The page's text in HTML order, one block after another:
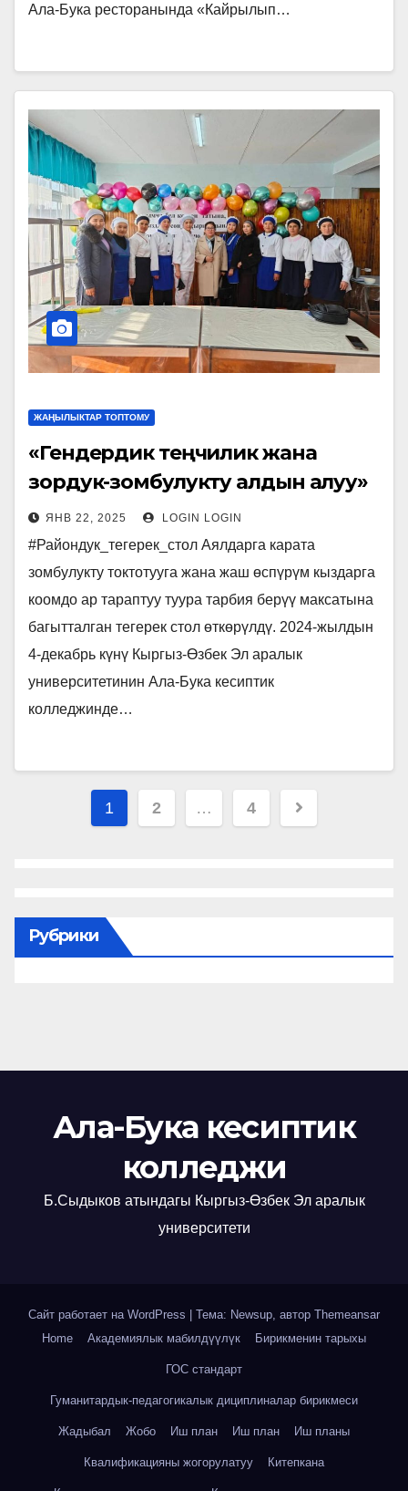
Ала-Бука ресторанында «Кайрылып…
ЖАҢЫЛЫКТАР ТОПТОМУ
«Гендердик теңчилик жана
зордук-зомбулукту алдын алуу»
16 күндүк акциясы
ЯНВ 22, 2025 LOGIN LOGIN
#Райондук_тегерек_стол Аялдарга карата
зомбулукту токтотууга жана жаш өспүрүм кыздарга
коомдо ар тараптуу туура тарбия берүү максатына
багытталган тегерек стол өткөрүлдү. 2024-жылдын
4-декабрь күнү Кыргыз-Өзбек Эл аралык
университетинин Ала-Бука кесиптик
колледжинде…
Пагинация
1 2 … 4
Рубрики
Ала-Бука кесиптик
колледжи
Б.Сыдыков атындагы Кыргыз-Өзбек Эл аралык
университети
Сайт работает на WordPress Тема: Newsup, автор Themeansar
Home
Академиялык мабилдүүлүк Бирикменин тарыхы
ГОС стандарт
Гуманитардык-педагогикалык дициплиналар бирикмеси
Жадыбал Жобо Иш план Иш план Иш планы
Квалификацияны жогорулатуу Китепкана